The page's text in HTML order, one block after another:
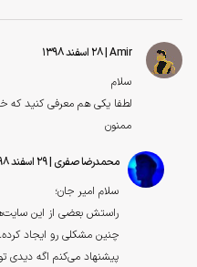
Amir | ۲۸ اسفند ۱۳۹۸
سلام
لطفا یکی هم معرفی کنید که
ممنون
محمدرضا صفری | ۲۹ اسفند ۱۳۹۸
سلام امیر جان؛
راستش بعضی از این
چنین مشکلی رو ایجاد کرده.
پیشنهاد می‌کنم اگه دیدی